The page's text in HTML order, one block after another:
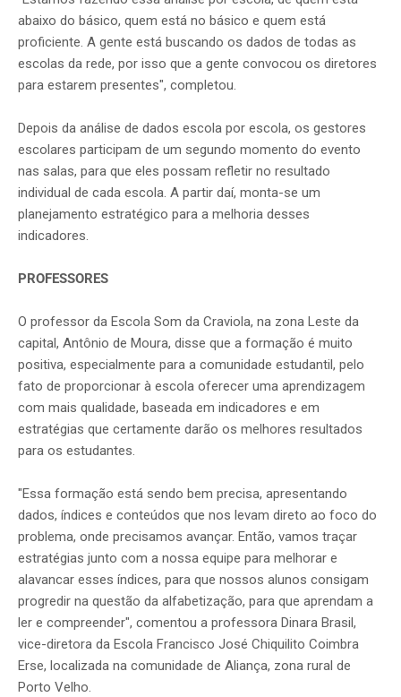
abaixo do básico, quem está no básico e quem está
proficiente. A gente está buscando os dados de todas as
escolas da rede, por isso que a gente convocou os diretores
para estarem presentes", completou.
Depois da análise de dados escola por escola, os gestores
escolares participam de um segundo momento do evento
nas salas, para que eles possam refletir no resultado
individual de cada escola. A partir daí, monta-se um
planejamento estratégico para a melhoria desses
indicadores.
PROFESSORES
O professor da Escola Som da Craviola, na zona Leste da
capital, Antônio de Moura, disse que a formação é muito
positiva, especialmente para a comunidade estudantil, pelo
fato de proporcionar à escola oferecer uma aprendizagem
com mais qualidade, baseada em indicadores e em
estratégias que certamente darão os melhores resultados
para os estudantes.
"Essa formação está sendo bem precisa, apresentando
dados, índices e conteúdos que nos levam direto ao foco do
problema, onde precisamos avançar. Então, vamos traçar
estratégias junto com a nossa equipe para melhorar e
alavancar esses índices, para que nossos alunos consigam
progredir na questão da alfabetização, para que aprendam a
ler e compreender", comentou a professora Dinara Brasil,
vice-diretora da Escola Francisco José Chiquilito Coimbra
Erse, localizada na comunidade de Aliança, zona rural de
Porto Velho.